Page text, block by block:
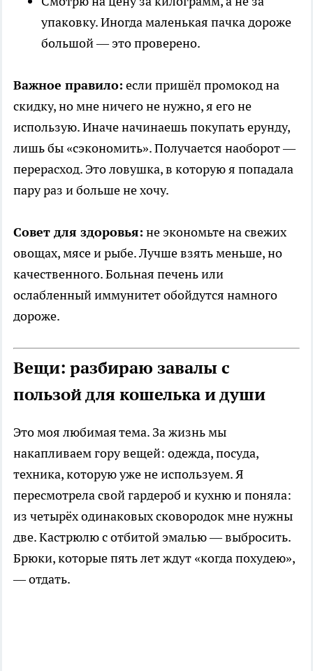
упаковку. Иногда маленькая пачка дороже
большой — это проверено.
Важное правило: если пришёл промокод на
скидку, но мне ничего не нужно, я его не
использую. Иначе начинаешь покупать ерунду,
лишь бы «сэкономить». Получается наоборот —
перерасход. Это ловушка, в которую я попадала
пару раз и больше не хочу.
Совет для здоровья: не экономьте на свежих
овощах, мясе и рыбе. Лучше взять меньше, но
качественного. Больная печень или
ослабленный иммунитет обойдутся намного
дороже.
Вещи: разбираю завалы с
пользой для кошелька и души
Это моя любимая тема. За жизнь мы
накапливаем гору вещей: одежда, посуда,
техника, которую уже не используем. Я
пересмотрела свой гардероб и кухню и поняла:
из четырёх одинаковых сковородок мне нужны
две. Кастрюлю с отбитой эмалью — выбросить.
Брюки, которые пять лет ждут «когда похудею»,
— отдать.